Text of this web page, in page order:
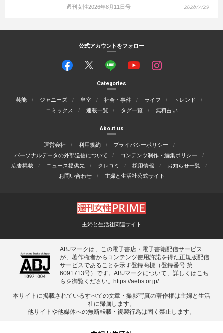
週刊女性2026年8月11日号 2026/7/29
公式アカウントをフォロー
Categories
芸能 ジャニーズ 皇室 社会・事件 ライフ
トレンド
コミックス
連載一覧 タグ一覧 無料占い
About us
運営会社 利用規約
プライバシーポリシー
パーソナルデータの外部送信について
コンテンツ制作・編集ポリシー
広告掲載
ニュース提供先 タレコミ 採用情報
お知らせ一覧
お問い合わせ
主婦と生活社公式サイト
主婦と生活社関連サイト
ABJマークは、この電子書店・電子書籍配信サービス
が、著作権者からコンテンツ使用許諾を得た正規版配信
サービスであることを示す登録商標（登録番号 第
6091713号）です。ABJマークについて、詳しくはこち
らを御覧ください。
https://aebs.or.jp/
本サイトに掲載されているすべての⽂章・撮影写真の著作権は主婦と⽣活
社に帰属します。
他サイトや他媒体への無断転載・複製⾏為は固く禁⽌します。